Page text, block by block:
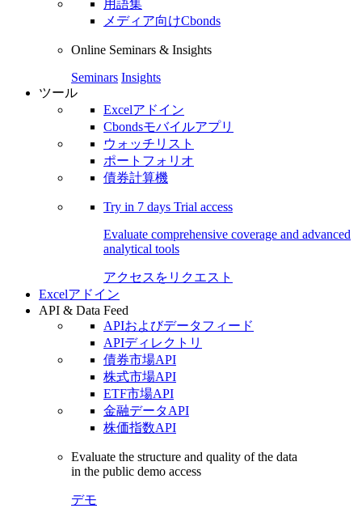
用語集
メディア向けCbonds
Online Seminars & Insights
Seminars Insights
ツール
Excelアドイン
Cbondsモバイルアプリ
ウォッチリスト
ポートフォリオ
債券計算機
Try in 7 days Trial access
Evaluate comprehensive coverage and advanced
analytical tools
アクセスをリクエスト
Excelアドイン
API & Data Feed
APIおよびデータフィード
APIディレクトリ
債券市場API
株式市場API
ETF市場API
金融データAPI
株価指数API
Evaluate the structure and quality of the data
in the public demo access
デモ